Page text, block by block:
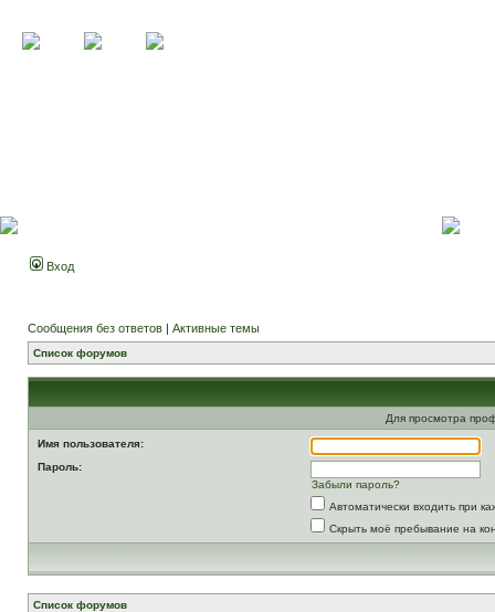
Вход
Сообщения без ответов | Активные темы
Список форумов
Для просмотра
Имя пользователя:
Пароль:
Забыли пароль?
Автоматически входить при
Скрыть моё пребывание на
Список форумов